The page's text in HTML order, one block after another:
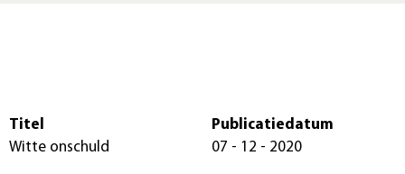
Titel
Witte onschuld
Publicatiedatum
07 - 12 - 2020